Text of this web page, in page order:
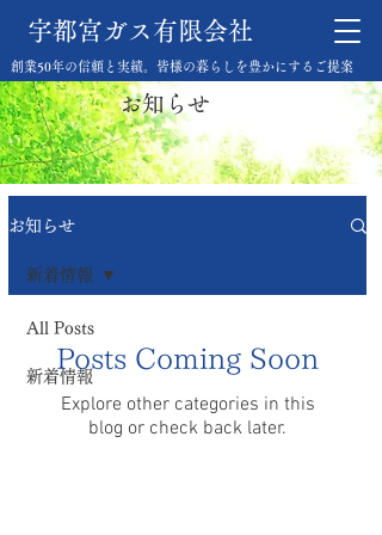
宇都宮ガス有限会社
創業50年の信頼と実績。皆様の暮らしを豊かにするご提案
お知らせ
お知らせ
All Posts
新着情報
新着情報
Posts Coming Soon
Explore other categories in this
blog or check back later.